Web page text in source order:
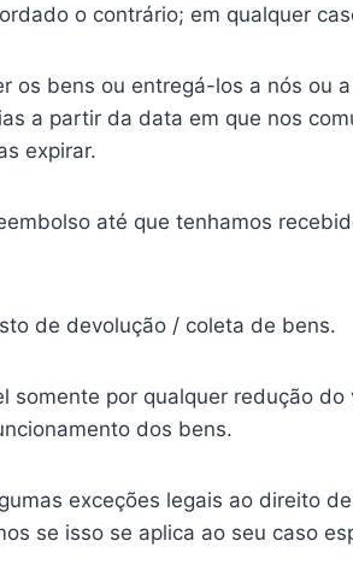
o contrário; em qualquer
os bens ou entregá-los a nós ou
a partir da data em que nos
expirar.
até que tenhamos
de devolução / coleta de bens.
somente por qualquer redução
dos bens.
exceções legais ao direito
se isso se aplica ao seu caso